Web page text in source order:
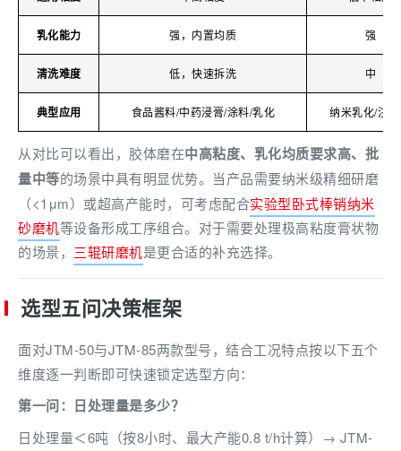
乳化能力 强，内置均质 强
清洗难度 低，快速拆洗 中
典型应用 食品酱料/中药浸膏/涂料/乳化 纳米乳化/注
从对比可以看出，胶体磨在中高粘度、乳化均质要求高、批
量中等的场景中具有明显优势。当产品需要纳米级精细研磨
（<1μm）或超高产能时，可考虑配合实验型卧式棒销纳米
砂磨机等设备形成工序组合。对于需要处理极高粘度膏状物
的场景， 三辊研磨机是更合适的补充选择。
选型五问决策框架
面对JTM-50与JTM-85两款型号，结合工况特点按以下五个
维度逐一判断即可快速锁定选型方向：
第一问：日处理量是多少？
日处理量＜6吨（按8小时、最大产能0.8 t/h计算）→ JTM-